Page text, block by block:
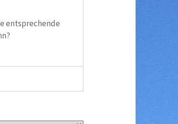
entsprechende